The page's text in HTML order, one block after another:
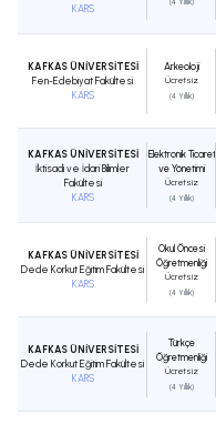
KARS
KAFKAS ÜNİVERSİTESİ
Fen-Edebiyat Fakültesi
KARS
Arkeoloji
Ücretsiz
(4 Yıllık)
KAFKAS ÜNİVERSİTESİ
İktisadi ve İdari Bilimler
Fakültesi
KARS
Elektronik Ticaret
ve Yönetimi
Ücretsiz
(4 Yıllık)
KAFKAS ÜNİVERSİTESİ
Dede Korkut Eğitim Fakültesi
KARS
Okul Öncesi
Öğretmenliği
Ücretsiz
(4 Yıllık)
KAFKAS ÜNİVERSİTESİ
Dede Korkut Eğitim Fakültesi
KARS
Türkçe
Öğretmenliği
Ücretsiz
(4 Yıllık)